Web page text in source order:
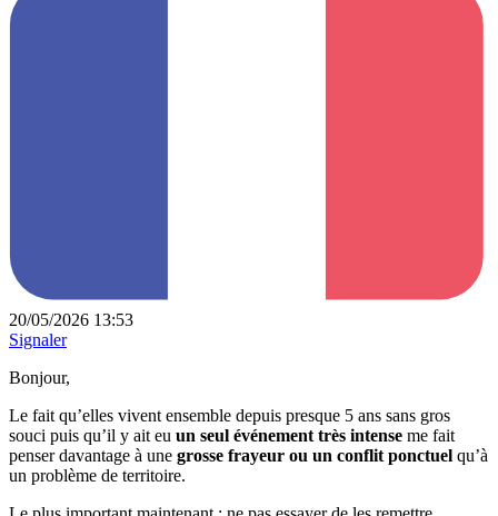
20/05/2026 13:53
Signaler
Bonjour,
Le fait qu’elles vivent ensemble depuis presque 5 ans sans gros
souci puis qu’il y ait eu un seul événement très intense me fait
penser davantage à une grosse frayeur ou un conflit ponctuel qu’à
un problème de territoire.